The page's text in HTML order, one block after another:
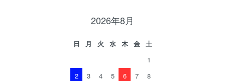
2026年8月
日 月 火 水 木 金
土
1
2
3 4 5 6 7
8